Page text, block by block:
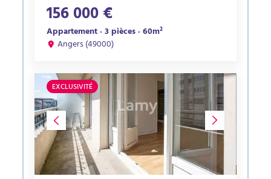
156 000 €
Appartement · 3 pièces · 60m²
Angers (49000)
EXCLUSIVITÉ